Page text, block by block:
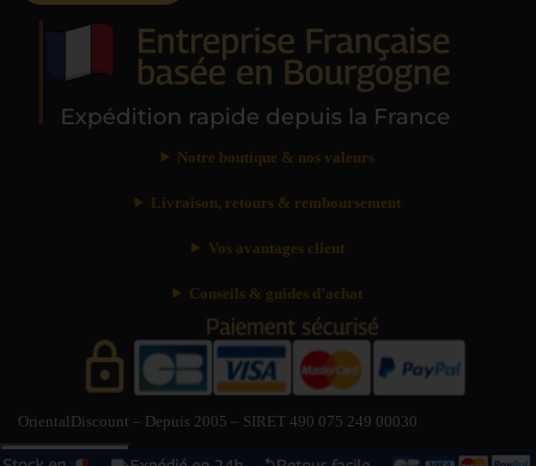
Notre boutique & nos valeurs
Livraison, retours & remboursement
Vos avantages client
Conseils & guides d’achat
OrientalDiscount – Depuis 2005 – SIRET 490 075 249 00030
Besoin d’aide ?
?